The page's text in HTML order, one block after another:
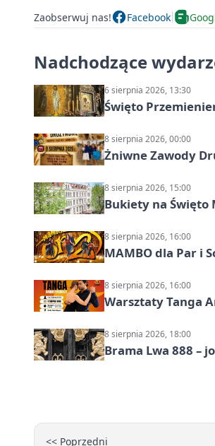
Zaobserwuj nas! Facebook
Nadchodzące
6 sierpnia 2026, 13:30
Święto
8 sierpnia 2026, 00:00
Żniwne Zawody
8 sierpnia 2026, 15:00
Bukiety na Święto
8 sierpnia 2026, 16:00
MAMBO dla Par i
8 sierpnia 2026, 16:00
Warsztaty Tanga
8 sierpnia 2026, 18:00
Brama Lwa 888 –
<< Poprzedni